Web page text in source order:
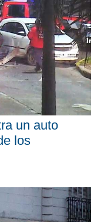
un auto
los